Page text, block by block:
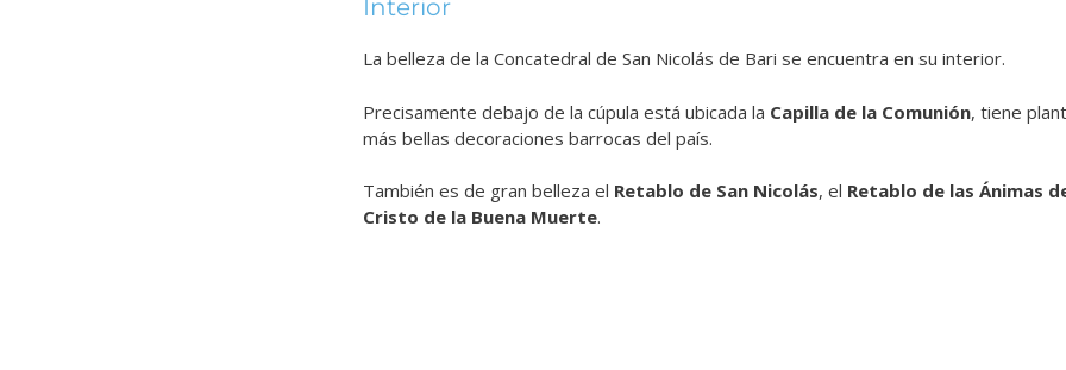
Interior
La belleza de la Concatedral de San Nicolás de Bari se encuentra en su interior.
Precisamente debajo de la cúpula está ubicada la Capilla de la Comunión, tiene
más bellas decoraciones barrocas del país.
También es de gran belleza el Retablo de San Nicolás, el Retablo de las Ánimas
Cristo de la Buena Muerte.